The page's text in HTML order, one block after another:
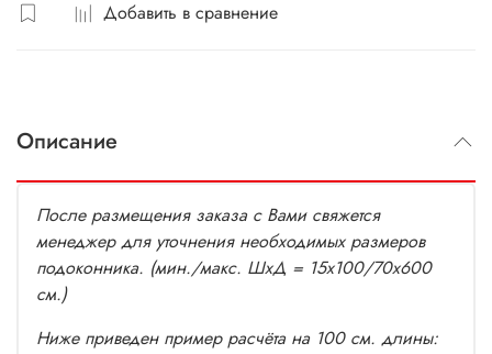
Добавить в сравнение
Описание
После размещения заказа с Вами свяжется
менеджер для уточнения необходимых размеров
подоконника. (мин./макс. ШxД = 15x100/70x600
см.)
Ниже приведен пример расчёта на 100 см. длины: